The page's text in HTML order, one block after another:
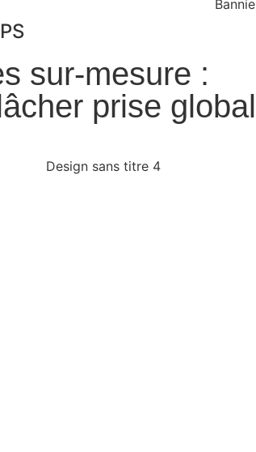
sur-mesure :
prise